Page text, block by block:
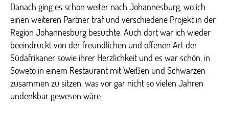
Danach ging es schon weiter nach Johannesburg, wo ich
einen weiteren Partner traf und verschiedene Projekt in der
Region Johannesburg besuchte. Auch dort war ich wieder
beeindruckt von der freundlichen und offenen Art der
Südafrikaner sowie ihrer Herzlichkeit und es war schön, in
Soweto in einem Restaurant mit Weißen und Schwarzen
zusammen zu sitzen, was vor gar nicht so vielen Jahren
undenkbar gewesen wäre.